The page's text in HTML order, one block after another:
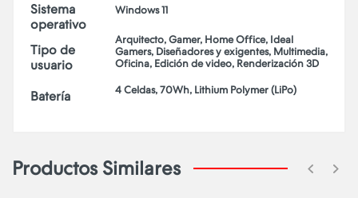
Sistema
operativo
Windows 11
Tipo de
usuario
Arquitecto, Gamer, Home Office, Ideal
Gamers, Diseñadores y exigentes, Multimedia,
Oficina, Edición de video, Renderización 3D
Batería 4 Celdas, 70Wh, Lithium Polymer (LiPo)
Productos Similares